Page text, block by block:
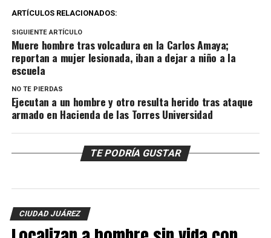
ARTÍCULOS RELACIONADOS:
SIGUIENTE ARTÍCULO
Muere hombre tras volcadura en la Carlos Amaya;
reportan a mujer lesionada, iban a dejar a niño a la
escuela
NO TE PIERDAS
Ejecutan a un hombre y otro resulta herido tras ataque
armado en Hacienda de las Torres Universidad
TE PODRÍA GUSTAR
CIUDAD JUÁREZ